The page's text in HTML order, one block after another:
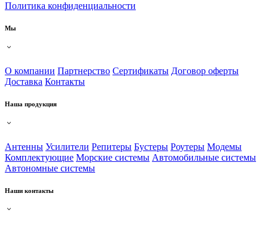
Политика конфиденциальности
Мы
О компании Партнерство Сертификаты Договор оферты
Доставка Контакты
Наша продукция
Антенны Усилители Репитеры Бустеры Роутеры Модемы
Комплектующие Морские системы Автомобильные системы
Автономные системы
Наши контакты